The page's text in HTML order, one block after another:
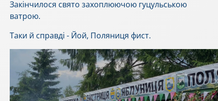
Закінчилося свято захоплюючою гуцульською
ватрою.
Таки й справді - Йой, Поляниця фист.